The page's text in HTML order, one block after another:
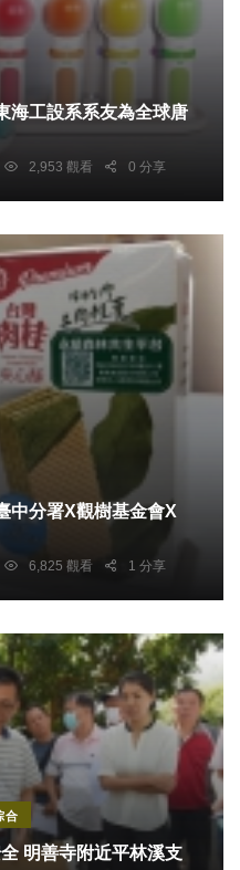
海工設系系友為全球唐
2,953 觀看 0 分享
6,825 觀看 1 分享
合
明善寺附近平林溪支